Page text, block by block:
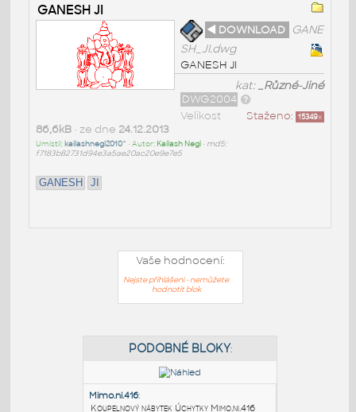
GANESH JI
◄ DOWNLOAD
GANE
SH_JI.dwg
GANESH JI
kat:_Různé-Jiné
DWG2004
Staženo: 15349x
Velikost
86,6kB• ze dne 24.12.2013
Umístil: kailashnegi2010^ • Autor: Kailash Negi• md5:
f7183b82731d94e3a5ae20ac20e9e7e5
GANESH JI
Vaše hodnocení:
Nejste přihlášeni - nemůžete
hodnotit blok